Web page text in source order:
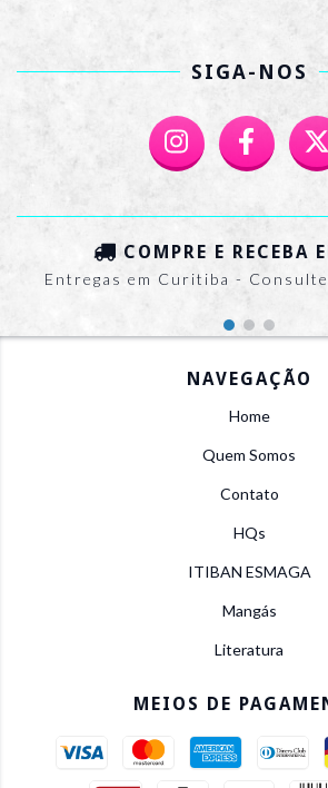
SIGA-NOS
COMPRE E RECEBA
Entregas em Curitiba -
NAVEGAÇÃO
Home
Quem Somos
Contato
HQs
ITIBAN ESMAGA
Mangás
Literatura
MEIOS DE